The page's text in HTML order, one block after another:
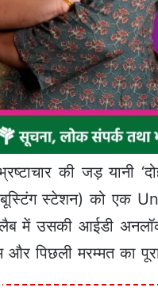
की जड़ यानी
बूस्टिंग स्टेशन) को एक
में उसकी आईडी अनलॉक
पिछली मरम्मत का पूरा